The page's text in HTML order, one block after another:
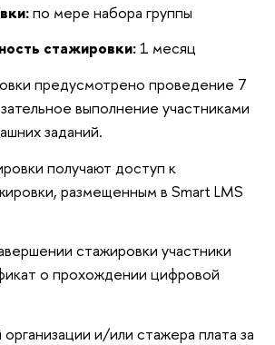
по мере набора группы
стажировки:1 месяц
предусмотрено проведение 7
выполнение участниками
заданий.
получают доступ к
размещенным в Smart LMS
стажировки участники
о прохождении цифровой
и/или стажера плата за